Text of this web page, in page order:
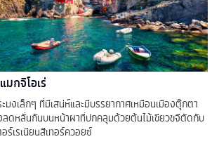
มกจิโอเร่
มงเล็กๆ ที่มีเสน่ห์และมีบรรยากาศเหมือนเมืองตุ๊กตา
ลดหลั่นกันบนหน้าผาที่ปกคลุมด้วยต้นไม้เขียวขจีตัดกับ
อร์เรเนียนสีเทอร์ควอยซ์